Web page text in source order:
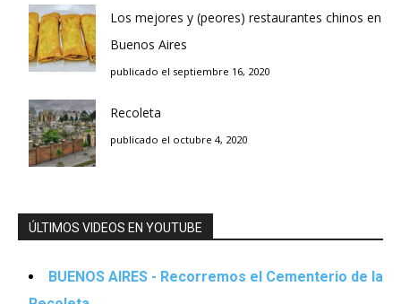
Los mejores y (peores) restaurantes chinos en
Buenos Aires
publicado el septiembre 16, 2020
Recoleta
publicado el octubre 4, 2020
ÚLTIMOS VIDEOS EN YOUTUBE
BUENOS AIRES - Recorremos el Cementerio de la